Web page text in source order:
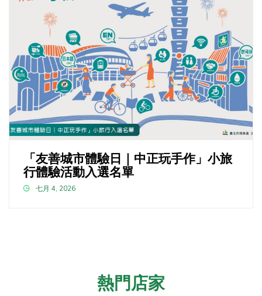
「友善城市體驗日｜中正玩手作」小旅
行體驗活動入選名單
七月 4, 2026
熱門店家